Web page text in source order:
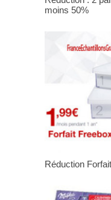
moins 50%
Réduction